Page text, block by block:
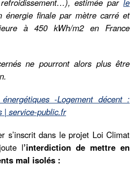
finale par mètre carré et
à 450 kWh/m2 en France
ne pourront alors plus être
énergétiques -Logement décent :
| service-public.fr
s’inscrit dans le projet Loi Climat
l’interdiction de mettre en
mal isolés :